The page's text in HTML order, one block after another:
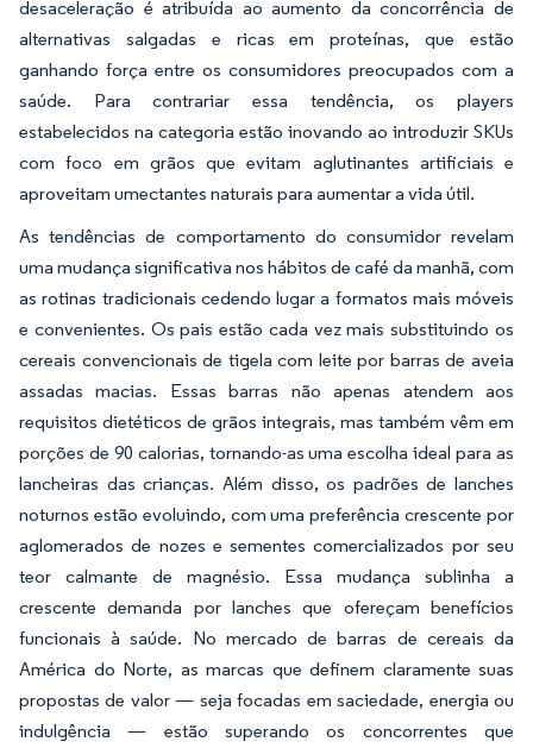
desaceleração é atribuída ao aumento da concorrência de
alternativas salgadas e ricas em proteínas, que estão
ganhando força entre os consumidores preocupados com a
saúde. Para contrariar essa tendência, os players
estabelecidos na categoria estão inovando ao introduzir SKUs
com foco em grãos que evitam aglutinantes artificiais e
aproveitam umectantes naturais para aumentar a vida útil.
As tendências de comportamento do consumidor revelam
uma mudança significativa nos hábitos de café da manhã, com
as rotinas tradicionais cedendo lugar a formatos mais móveis
e convenientes. Os pais estão cada vez mais substituindo os
cereais convencionais de tigela com leite por barras de aveia
assadas macias. Essas barras não apenas atendem aos
requisitos dietéticos de grãos integrais, mas também vêm em
porções de 90 calorias, tornando-as uma escolha ideal para as
lancheiras das crianças. Além disso, os padrões de lanches
noturnos estão evoluindo, com uma preferência crescente por
aglomerados de nozes e sementes comercializados por seu
teor calmante de magnésio. Essa mudança sublinha a
crescente demanda por lanches que ofereçam benefícios
funcionais à saúde. No mercado de barras de cereais da
América do Norte, as marcas que definem claramente suas
propostas de valor — seja focadas em saciedade, energia ou
indulgência — estão superando os concorrentes que